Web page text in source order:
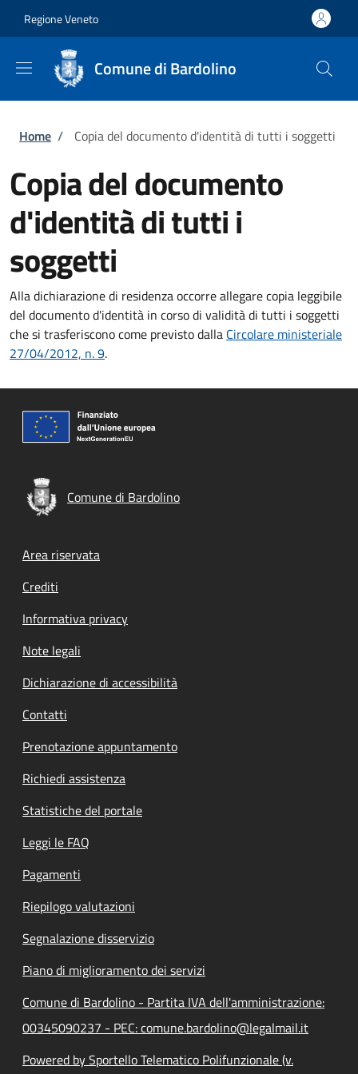
Regione Veneto
Comune di Bardolino
Briciole di pane
Home / Copia del documento d'identità di tutti i soggetti
Copia del documento
d'identità di tutti i
soggetti
Alla dichiarazione di residenza occorre allegare copia leggibile
del documento d'identità in corso di validità di tutti i soggetti
che si trasferiscono come previsto dalla Circolare ministeriale
27/04/2012, n. 9.
Comune di Bardolino
Footer menu
Area riservata
Crediti
Informativa privacy
Note legali
Dichiarazione di accessibilità
Contatti
Prenotazione appuntamento
Richiedi assistenza
Statistiche del portale
Leggi le FAQ
Pagamenti
Riepilogo valutazioni
Segnalazione disservizio
Piano di miglioramento dei servizi
Comune di Bardolino - Partita IVA dell'amministrazione:
00345090237 - PEC: comune.bardolino@legalmail.it
Powered by Sportello Telematico Polifunzionale (v.